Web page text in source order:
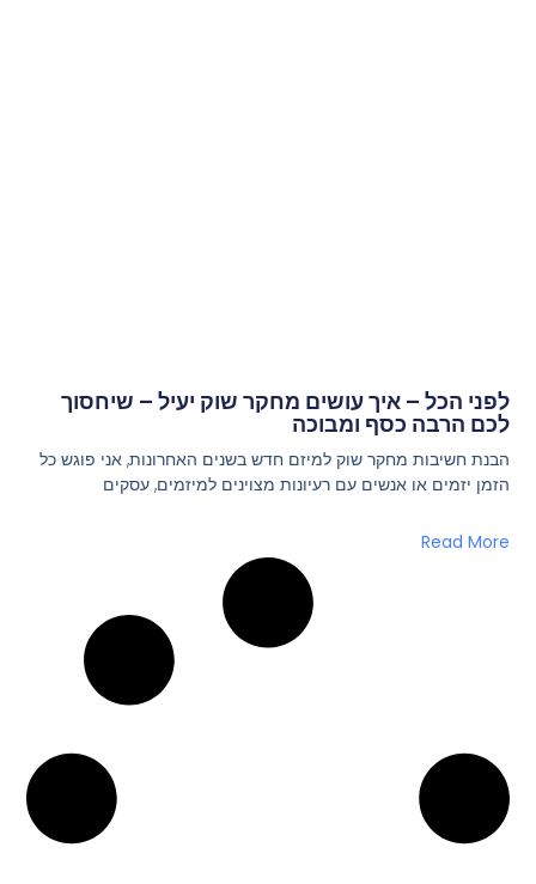
לפני הכל – איך עושים מחקר שוק יעיל – שיחסוך
לכם הרבה כסף ומבוכה
הבנת חשיבות מחקר שוק למיזם חדש בשנים האחרונות, אני פוגש כל
הזמן יזמים או אנשים עם רעיונות מצוינים למיזמים, עסקים
Read More